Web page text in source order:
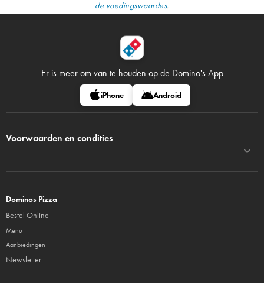
de voedingswaardes.
Er is meer om van te houden op de Domino's App
iPhone Android
Voorwaarden en condities
Dominos Pizza
Bestel Online
Menu
Aanbiedingen
Newsletter